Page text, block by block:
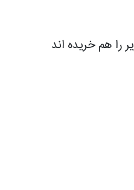
را هم خریده اند